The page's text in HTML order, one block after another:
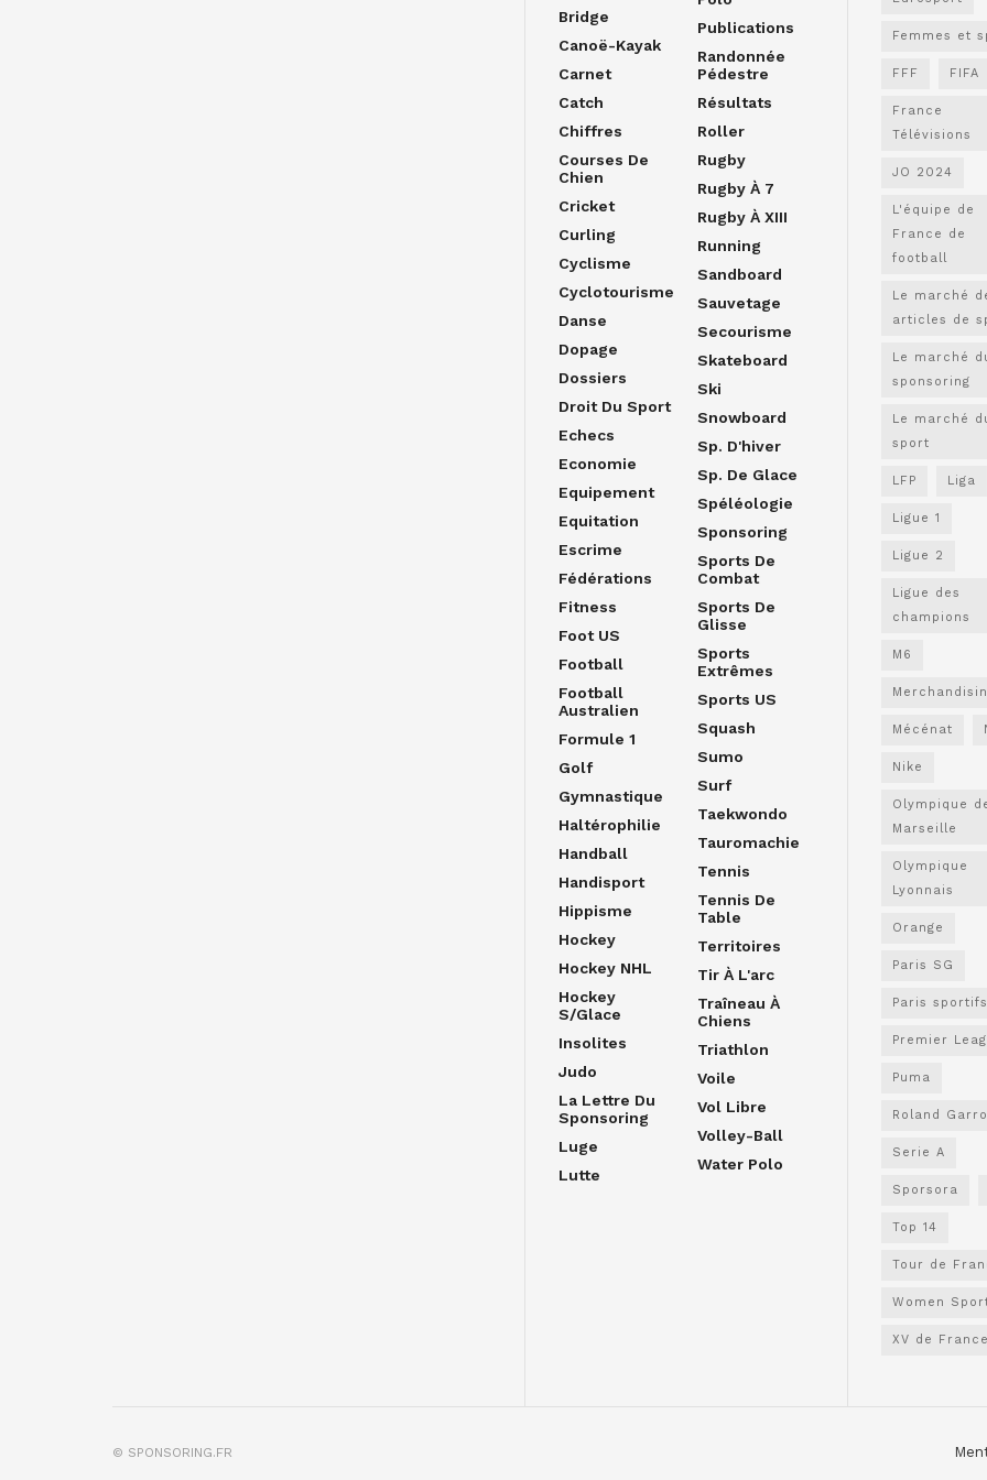
Bridge
Canoë-Kayak
Carnet
Catch
Chiffres
Courses De
Chien
Cricket
Curling
Cyclisme
Cyclotourisme
Danse
Dopage
Dossiers
Droit Du Sport
Echecs
Economie
Equipement
Equitation
Escrime
Fédérations
Fitness
Foot US
Football
Football
Australien
Formule 1
Golf
Gymnastique
Haltérophilie
Handball
Handisport
Hippisme
Hockey
Hockey NHL
Hockey
S/glace
Insolites
Judo
La Lettre Du
Sponsoring
Luge
Lutte
Publications
Randonnée
Pédestre
Résultats
Roller
Rugby
Rugby À 7
Rugby À XIII
Running
Sandboard
Sauvetage
Secourisme
Skateboard
Ski
Snowboard
Sp. D'hiver
Sp. De Glace
Spéléologie
Sponsoring
Sports De
Combat
Sports De
Glisse
Sports
Extrêmes
Sports US
Squash
Sumo
Surf
Taekwondo
Tauromachie
Tennis
Tennis De
Table
Territoires
Tir À L'arc
Traîneau À
Chiens
Triathlon
Voile
Vol Libre
Volley-Ball
Water Polo
Femmes et
FFF FIFA
France
Télévisions
JO 2024
L'équipe de
France de
football
Le marché
articles de
Le marché
sponsoring
Le marché
sport
LFP Liga
Ligue 1
Ligue 2
Ligue des
champions
M6
Mécénat
Nike
Olympique
Marseille
Olympique
Lyonnais
Orange
Paris SG
Paris sportifs
Premier
Puma
Roland
Serie A
Sporsora
Top 14
Tour de
Women
XV de France
© SPONSORING.FR